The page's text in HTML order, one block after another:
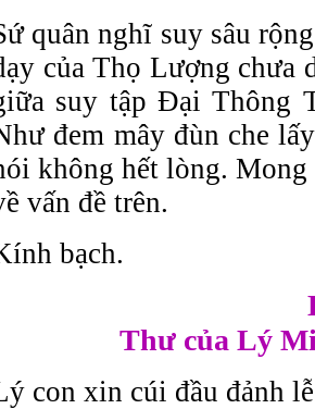
quân nghĩ suy sâu
của Thọ Lượng chưa
suy tập Đại Thông
đem mây đùn che
không hết lòng. Mong
vấn đề trên.
bạch.
Thư của Lý
con xin cúi đầu đảnh